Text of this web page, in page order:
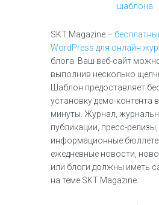
шаблона
SKT Magazine –
WordPress для онлайн
блога. Ваш веб-сайт
выполнив несколько
Шаблон предоставляет
установку демо-контента
минуты. Журнал,
публикации, пресс-релизы,
информационные
ежедневные новости,
или блоги должны иметь
на теме SKT Magazine.